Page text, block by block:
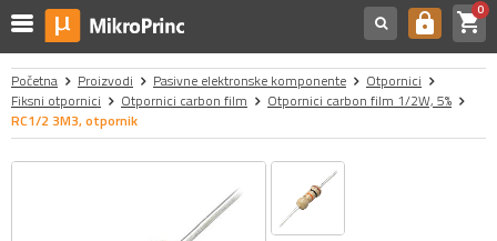
https shopping_cart0
Početna Proizvodi Pasivne elektronske komponente
Otpornici
Fiksni otpornici
Otpornici carbon film
Otpornici carbon film 1/2W, 5%
RC1/2 3M3, otpornik